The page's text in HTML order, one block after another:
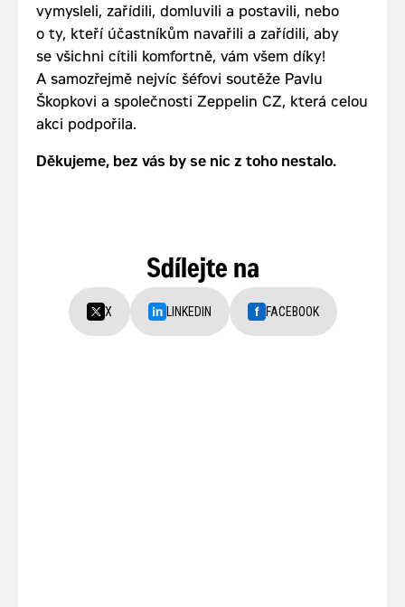
vymysleli, zařídili, domluvili a postavili, nebo
o ty, kteří účastníkům navařili a zařídili, aby
se všichni cítili komfortně, vám všem díky!
A samozřejmě nejvíc šéfovi soutěže Pavlu
Škopkovi a společnosti Zeppelin CZ, která celou
akci podpořila.
Děkujeme, bez vás by se nic z toho nestalo.
Sdílejte na
X LINKEDIN FACEBOOK